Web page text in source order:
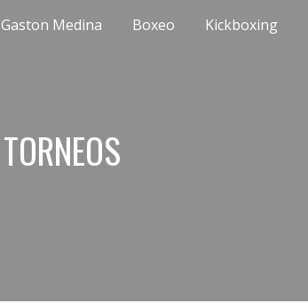
Skip to navigation
Gaston Medina Boxeo Kickboxing
TORNEOS